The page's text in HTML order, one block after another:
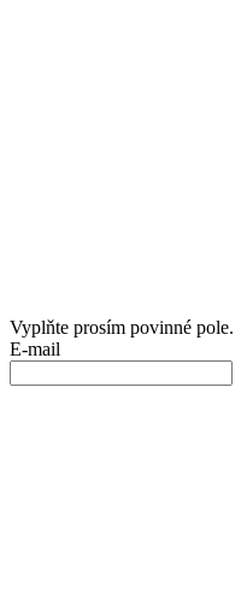
Vyplňte prosím povinné pole.
E-mail